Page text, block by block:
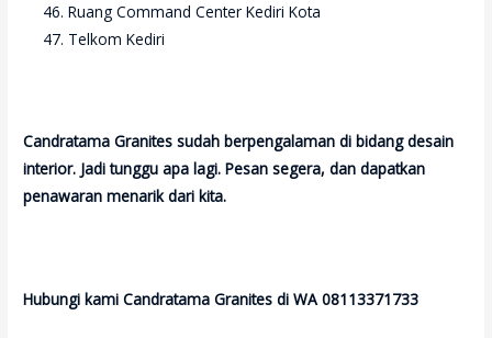
Ruang Command Center Kediri Kota
Telkom Kediri
Candratama Granites sudah berpengalaman di bidang desain
interior. Jadi tunggu apa lagi. Pesan segera, dan dapatkan
penawaran menarik dari kita.
Hubungi kami Candratama Granites di WA 08113371733